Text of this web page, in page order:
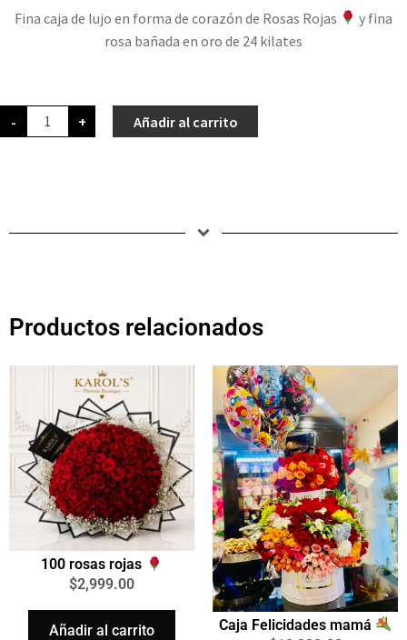
Fina caja de lujo en forma de corazón de Rosas Rojas
y fina
rosa bañada en oro de 24 kilates
- + Añadir al carrito
Productos relacionados
100 rosas rojas
$2,999.00
Añadir al carrito
Caja Felicidades mamá